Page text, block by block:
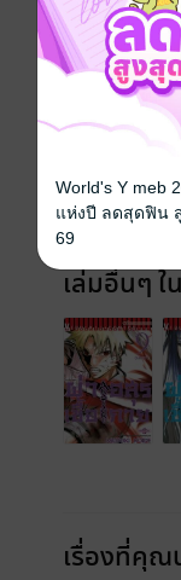
ซีรีส์
ประเภทไฟล์
วันที่วางขาย
ราคาปก
เล่มอื่นๆ ใ
เรื่องที่คุณ
World's Y meb
แห่งปี ลดสุดฟิน
69